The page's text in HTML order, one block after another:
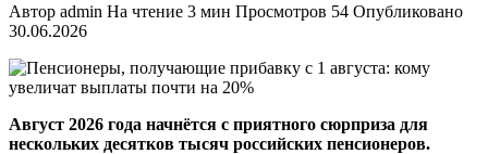
Автор admin На чтение 3 мин Просмотров 54 Опубликовано
30.06.2026
Август 2026 года начнётся с приятного сюрприза для
нескольких десятков тысяч российских пенсионеров.